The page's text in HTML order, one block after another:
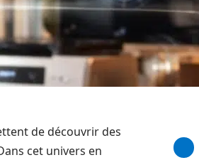
de découvrir des
cet univers en